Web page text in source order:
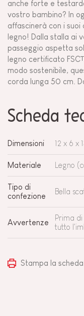
anche forte e
vostro bambino? In
affascinerà con i
legno! Dalla stalla ai
passeggio aspetta
legno certificato
modo sostenibile,
corda lunga 50 cm.
Scheda
Dimensioni 12 x 6 x
Materiale Legno
Tipo di
confezione
Bella
Avvertenze
Prima
tutto
Stampa la scheda